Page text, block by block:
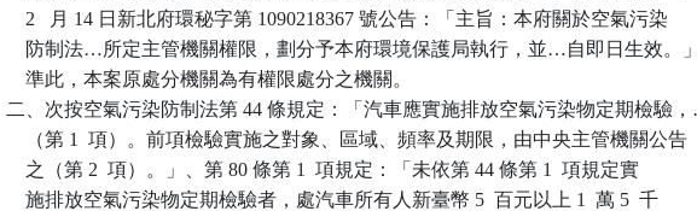
    2   月 14 日新北府環秘字第 1090218367 號公告：「主旨：本府關於空氣污染
    防制法…所定主管機關權限，劃分予本府環境保護局執行，並…自即日生效。」
    準此，本案原處分機關為有權限處分之機關。
二、次按空氣污染防制法第 44 條規定：「汽車應實施排放空氣污染物定期檢驗
    （第 1  項）。前項檢驗實施之對象、區域、頻率及期限，由中央主管機關公告
    之（第 2  項）。」、第 80 條第 1  項規定：「未依第 44 條第 1  項規定實
    施排放空氣污染物定期檢驗者，處汽車所有人新臺幣 5  百元以上 1  萬 5  千